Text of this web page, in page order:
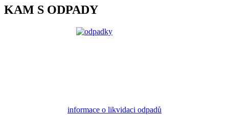
KAM S ODPADY
informace o likvidaci odpadů